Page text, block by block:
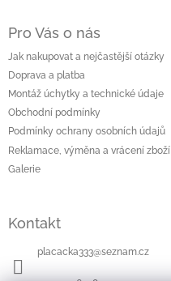
Pro Vás o nás
Jak nakupovat a nejčastější otázky
Doprava a platba
Montáž úchytky a technické údaje
Obchodní podmínky
Podmínky ochrany osobních údajů
Reklamace, výměna a vrácení zboží
Galerie
Kontakt
placacka333@seznam.cz